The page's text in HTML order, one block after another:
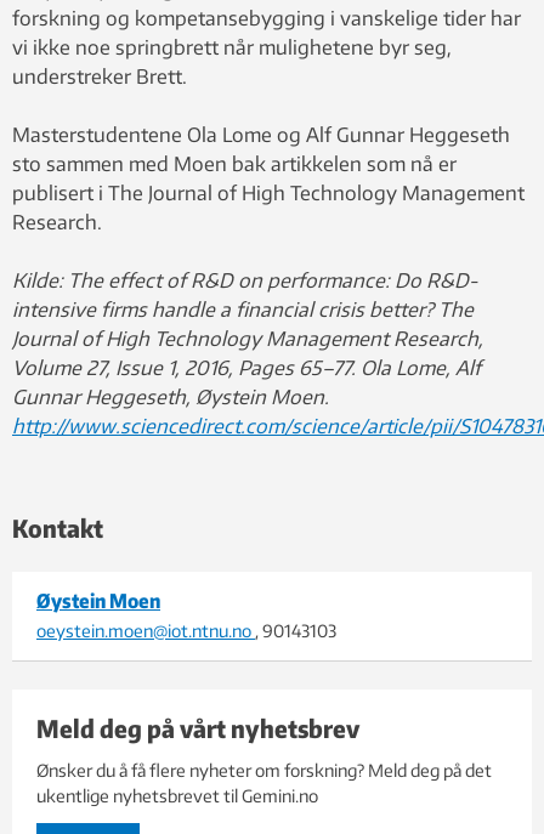
forskning og kompetansebygging i vanskelige tider har
vi ikke noe springbrett når mulighetene byr seg,
understreker Brett.
Masterstudentene Ola Lome og Alf Gunnar Heggeseth
sto sammen med Moen bak artikkelen som nå er
publisert i The Journal of High Technology Management
Research.
Kilde: The effect of R&D on performance: Do R&D-
intensive firms handle a financial crisis better? The
Journal of High Technology Management Research,
Volume 27, Issue 1, 2016, Pages 65–77. Ola Lome, Alf
Gunnar Heggeseth, Øystein Moen.
http://www.sciencedirect.com/science/article/pii/
Kontakt
Øystein Moen
oeystein.moen@iot.ntnu.no , 90143103
Meld deg på vårt nyhetsbrev
Ønsker du å få flere nyheter om forskning? Meld deg på det
ukentlige nyhetsbrevet til Gemini.no